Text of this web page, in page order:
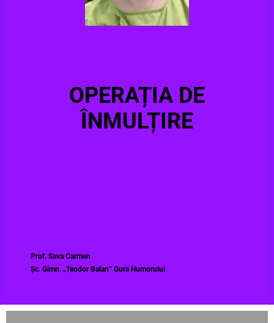
OPERAȚIA DE
ÎNMULȚIRE
Prof. Sava Carmen
Șc. Gimn. „Teodor Balan” Gura Humorului